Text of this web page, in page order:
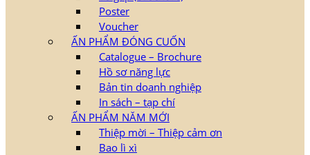
Poster
Voucher
ẤN PHẨM ĐÓNG CUỐN
Catalogue – Brochure
Hồ sơ năng lực
Bản tin doanh nghiệp
In sách – tạp chí
ẤN PHẨM NĂM MỚI
Thiệp mời – Thiệp cảm ơn
Bao lì xì